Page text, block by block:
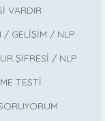
VARDIR
/ GELİŞİM / NLP
ŞİFRESİ / NLP
TESTİ